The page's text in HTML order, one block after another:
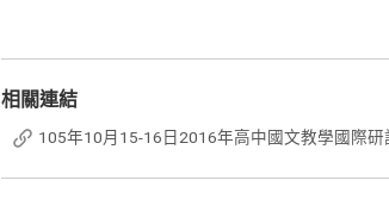
相關連結
105年10月15-16日2016年高中國文教學國際